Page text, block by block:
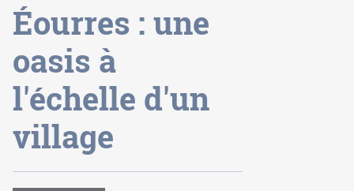
Éourres : une
oasis à
l'échelle d'un
village